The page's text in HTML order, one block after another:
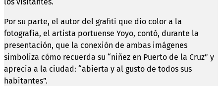
Por su parte, el autor del grafiti que dio color a la
fotografía, el artista portuense Yoyo, contó, durante la
presentación, que la conexión de ambas imágenes
simboliza cómo recuerda su “niñez en Puerto de la Cruz” y
aprecia a la ciudad: “abierta y al gusto de todos sus
habitantes”.